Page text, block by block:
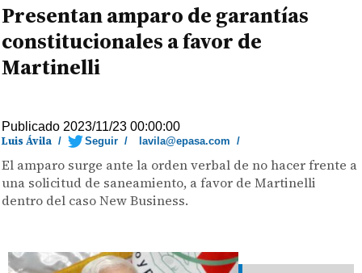
Presentan amparo de garantías
constitucionales a favor de
Martinelli
Publicado 2023/11/23 00:00:00
Luis Ávila / Seguir / lavila@epasa.com /
El amparo surge ante la orden verbal de no hacer frente a
una solicitud de saneamiento, a favor de Martinelli
dentro del caso New Business.